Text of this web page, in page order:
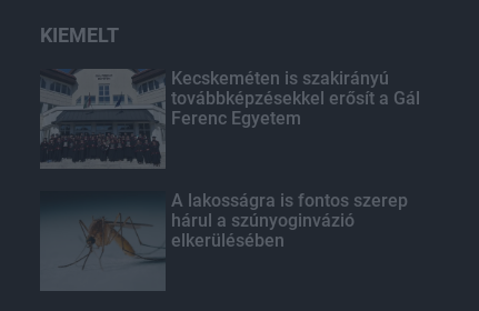
KIEMELT
Kecskeméten is szakirányú
továbbképzésekkel erősít a Gál
Ferenc Egyetem
A lakosságra is fontos szerep
hárul a szúnyoginvázió
elkerülésében